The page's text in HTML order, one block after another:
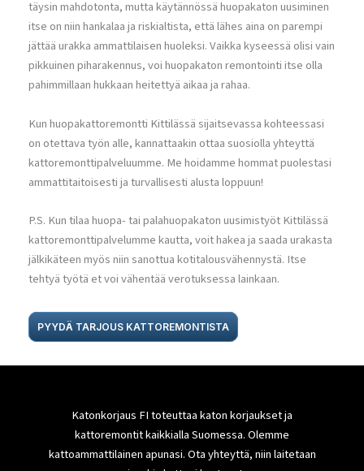
täysin mahdotonta, mutta käytännössä huopakaton uusiminen
itse on niin hankalaa ja riskialtista, että lähes aina on parempi
jättää urakka ammattilaisen huoleksi. Vaikka kyseessä olisi vain
pikkuinen piharakennus, voi huopakaton remontointi itse olla
pahimmillaan hukkaan heitettyä aikaa ja rahaa.
Kun huopakattoremontti Kittilässä sijaitsevassa kohteessasi
on otettava työn alle, kannattaakin ottaa suosiolla yhteyttä
kattoremonttipalveluumme. Me hoidamme hommat puolestasi
ammattitaitoisesti ja turvallisesti alusta loppuun!
P.S. Kun tilaa huopa- tai palahuopakaton uusimistyöt Kittilässä
kattoremonttipalvelumme kautta, voit hakea ja saada urakasta
jälkikäteen myös niin sanottua kotitalousvähennystä. Itse
tehtyä työtä et voi vähentää verotuksessa lainkaan.
PYYDÄ TARJOUS KATTOREMONTISTA
Katonkorjaus FI toteuttaa katon korjaukset ja
kattoremontit kaikkialla Suomessa. Olemme
kattoammattilainen apunasi. Ota yhteyttä, niin laitetaan